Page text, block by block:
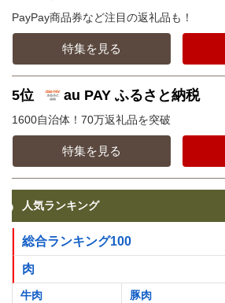
PayPay商品券など注目の返礼品も！
特集を見る
5位 au PAY ふるさと納税
1600自治体！70万返礼品を突破
特集を見る
人気ランキング
総合ランキング100
肉
牛肉 豚肉